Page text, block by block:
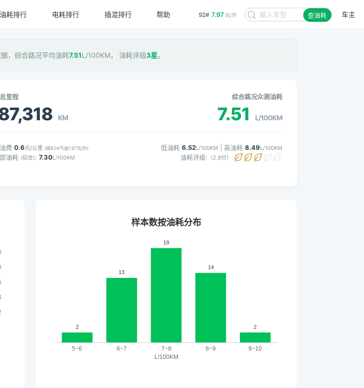
92# 7.97 元/升 查油耗 车主
油耗排行 电耗排行 插混排行 帮助
，综合路况平均油耗7.51L/100KM， 油耗评级3星。
里程
KM
综合路况众测油耗
7.51 L/100KM
费 0.6元/公里 (按92#汽油7.97元/升)
油耗 (综合): 7.30L/100KM
低油耗 6.52L/100KM | 高油耗 8.49L/100KM
油耗评级: （2.9分）